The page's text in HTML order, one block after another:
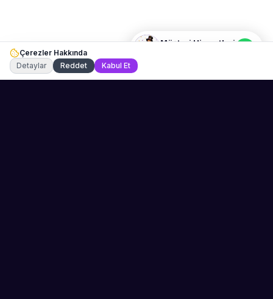
Müşteri Hizmetleri
Çerezler Hakkında
Detaylar
Reddet Kabul Et